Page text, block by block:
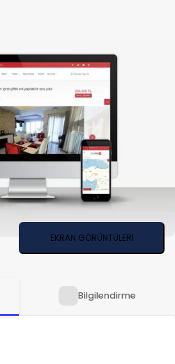
EKRAN GÖRÜNTÜLERİ
Bilgilendirme